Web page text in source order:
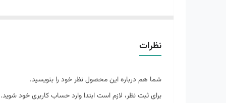
کاربرد
رویه:
زیره میانی :دو فوم حرفه ای پرو مدریتور (Pro Moderator) و لایت استرایک (Light Strike)
زیره خارجی: رابر (Rubber) – لاستیک مقاوم و تکنولوژی شرکت لاستیک سازی کانتیننتال (Continental)
نظرات
شما هم درباره این محصول نظر خود را بنویسید.
برای ثبت نظر، لازم است ابتدا وارد حساب کاربری خود شوید.